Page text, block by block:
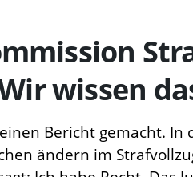
wissen
Bericht gemacht. In
ändern im